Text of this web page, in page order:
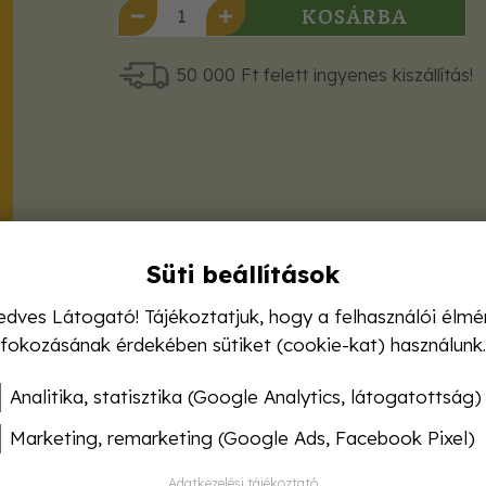
KOSÁRBA
50 000 Ft felett ingyenes kiszállítás!
Süti beállítások
Látogató! Tájékoztatjuk, hogy a felhasználói
fokozásának érdekében sütiket (cookie-kat) használunk.
Analitika, statisztika (Google Analytics, látogatottság)
Marketing, remarketing (Google Ads, Facebook Pixel)